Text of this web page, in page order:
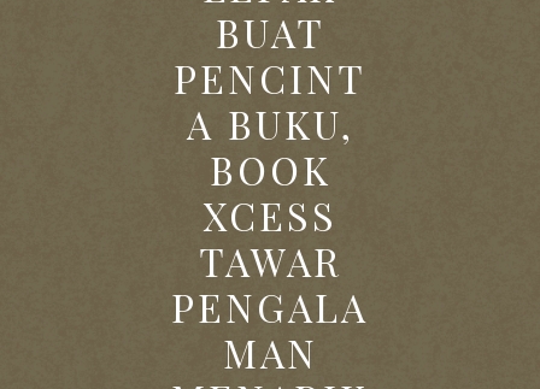
BUAT
PENCINT
A BUKU,
BOOK
XCESS
TAWAR
PENGALA
MAN